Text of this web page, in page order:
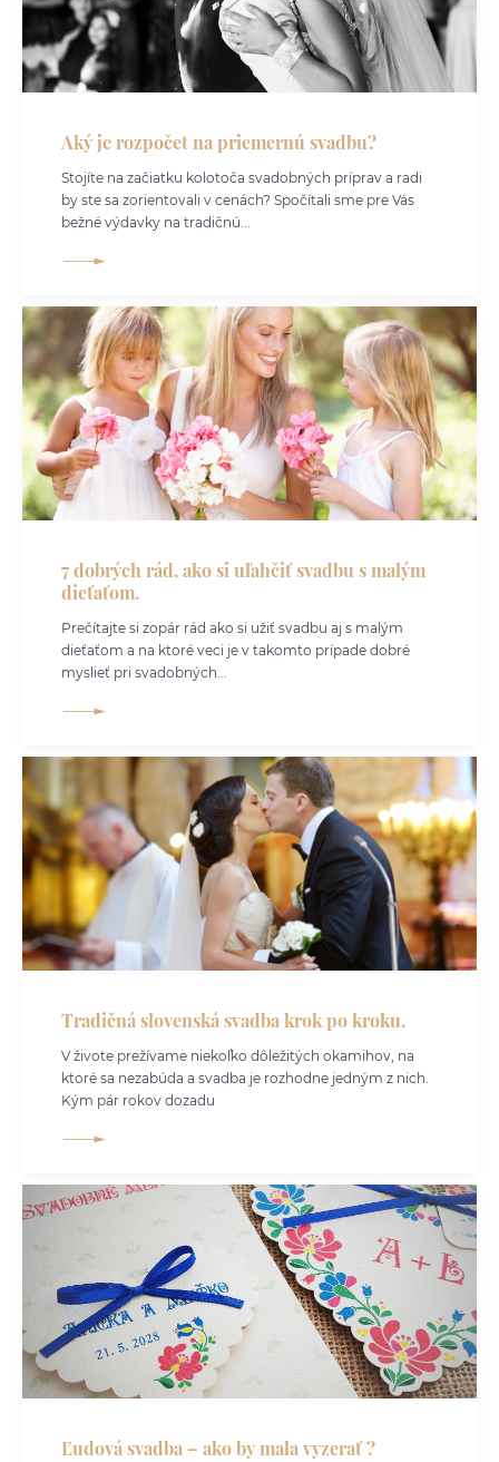
Aký je rozpočet na priemernú svadbu?
Stojíte na začiatku kolotoča svadobných príprav a radi
by ste sa zorientovali v cenách? Spočítali sme pre Vás
bežné výdavky na tradičnú...
7 dobrých rád, ako si uľahčiť svadbu s malým
dieťaťom.
Prečítajte si zopár rád ako si užiť svadbu aj s malým
dieťaťom a na ktoré veci je v takomto prípade dobré
myslieť pri svadobných...
Tradičná slovenská svadba krok po kroku.
V živote prežívame niekoľko dôležitých okamihov, na
ktoré sa nezabúda a svadba je rozhodne jedným z nich.
Kým pár rokov dozadu
Ľudová svadba – ako by mala vyzerať ?